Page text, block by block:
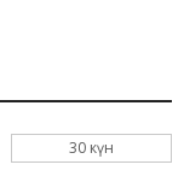
30 күн